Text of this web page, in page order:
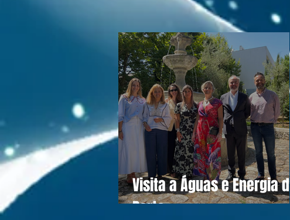
Visita a Águas e Energia do
Porto